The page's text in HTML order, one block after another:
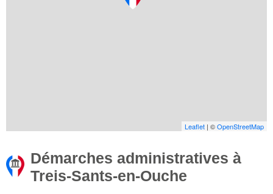
Leaflet | ©OpenStreetMap
Démarches administratives à
Treis-Sants-en-Ouche